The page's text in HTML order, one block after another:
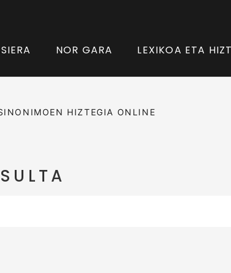
NOR GARA LEXIKOA ETA
HIZTEGIA ONLINE